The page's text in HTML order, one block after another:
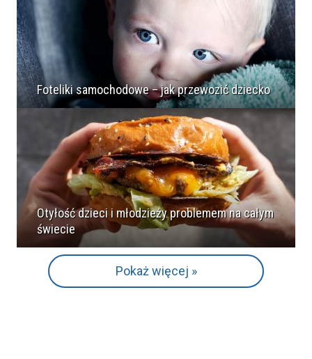
Foteliki samochodowe – jak przewozić dziecko
Otyłość dzieci i młodzieży problemem na całym
świecie
Pokaż więcej »